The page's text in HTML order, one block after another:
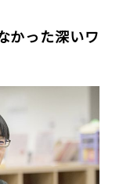
かった深いワ